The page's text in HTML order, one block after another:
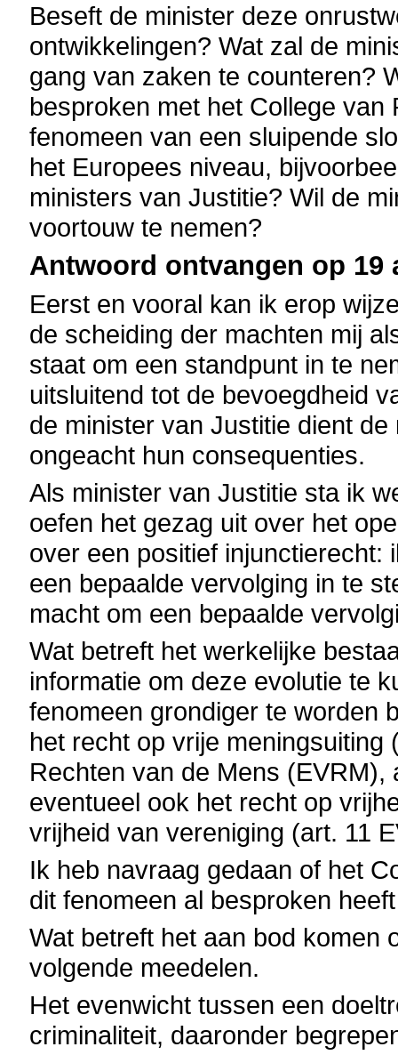
Beseft de minister deze
ontwikkelingen? Wat zal de
gang van zaken te counteren?
besproken met het College
fenomeen van een sluipende
het Europees niveau,
ministers van Justitie? Wil de
voortouw te nemen?
Antwoord ontvangen op 19
Eerst en vooral kan ik erop
de scheiding der machten mij
staat om een standpunt in te
uitsluitend tot de bevoegdheid
de minister van Justitie dient
ongeacht hun consequenties.
Als minister van Justitie sta ik
oefen het gezag uit over het
over een positief injunctierecht:
een bepaalde vervolging in te
macht om een bepaalde
Wat betreft het werkelijke
informatie om deze evolutie te
fenomeen grondiger te worden
het recht op vrije meningsuiting
Rechten van de Mens (EVRM),
eventueel ook het recht op
vrijheid van vereniging (art. 11
Ik heb navraag gedaan of het
dit fenomeen al besproken
Wat betreft het aan bod komen
volgende meedelen.
Het evenwicht tussen een
criminaliteit, daaronder